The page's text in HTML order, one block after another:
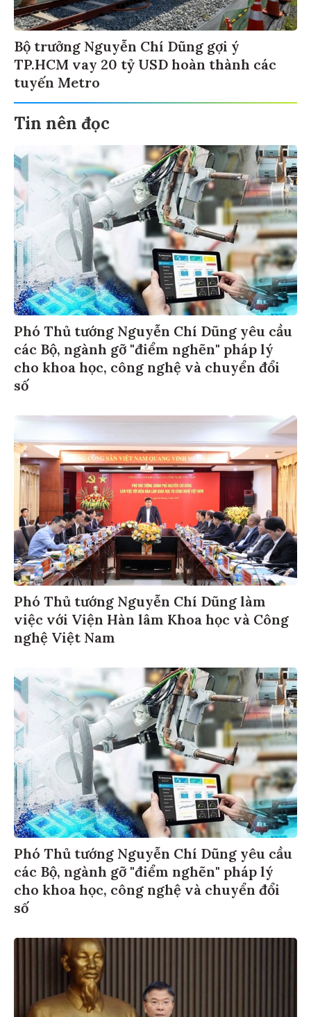
Bộ trưởng Nguyễn Chí Dũng gợi ý
TP.HCM vay 20 tỷ USD hoàn thành các
tuyến Metro
Tin nên đọc
Phó Thủ tướng Nguyễn Chí Dũng yêu cầu
các Bộ, ngành gỡ "điểm nghẽn" pháp lý
cho khoa học, công nghệ và chuyển đổi
số
Phó Thủ tướng Nguyễn Chí Dũng làm
việc với Viện Hàn lâm Khoa học và Công
nghệ Việt Nam
Phó Thủ tướng Nguyễn Chí Dũng yêu cầu
các Bộ, ngành gỡ "điểm nghẽn" pháp lý
cho khoa học, công nghệ và chuyển đổi
số